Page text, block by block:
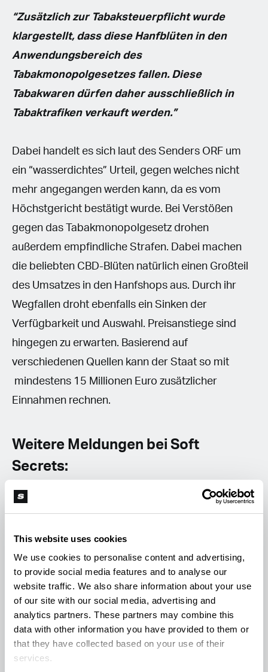
This website uses cookies
We use cookies to personalise content and advertising,
to provide social media features and to analyse our
website traffic. We also share information about your use
of our site with our social media, advertising and
analytics partners. These partners may combine this
data with other information you have provided to them or
that they have collected based on your use of their
services.
“Zusätzlich zur Tabaksteuerpflicht wurde
klargestellt, dass diese Hanfblüten in den
Anwendungsbereich des
Tabakmonopolgesetzes fallen. Diese
Tabakwaren dürfen daher ausschließlich in
Tabaktrafiken verkauft werden.”
Dabei handelt es sich laut des Senders ORF um
ein “wasserdichtes” Urteil, gegen welches nicht
mehr angegangen werden kann, da es vom
Höchstgericht bestätigt wurde. Bei Verstößen
gegen das Tabakmonopolgesetz drohen
außerdem empfindliche Strafen. Dabei machen
die beliebten CBD-Blüten natürlich einen Großteil
des Umsatzes in den Hanfshops aus. Durch ihr
Wegfallen droht ebenfalls ein Sinken der
Verfügbarkeit und Auswahl. Preisanstiege sind
hingegen zu erwarten. Basierend auf
verschiedenen Quellen kann der Staat so mit
mindestens 15 Millionen Euro zusätzlicher
Einnahmen rechnen.
Weitere Meldungen bei Soft
Secrets:
Sam the Skunkman - Schöpfer von Skunk #1
verstorben
V Valentina Lentz